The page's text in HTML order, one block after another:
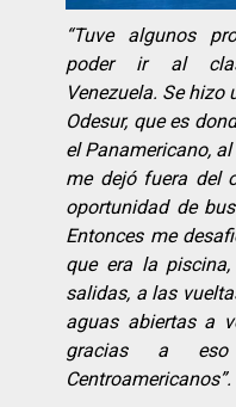
“Tuve algunos
poder ir al
Venezuela. Se
Odesur, que es
el Panamericano,
me dejó fuera del
oportunidad de
Entonces me desafi
que era la
salidas, a las
aguas abiertas a
gracias a
Centroamericanos”.